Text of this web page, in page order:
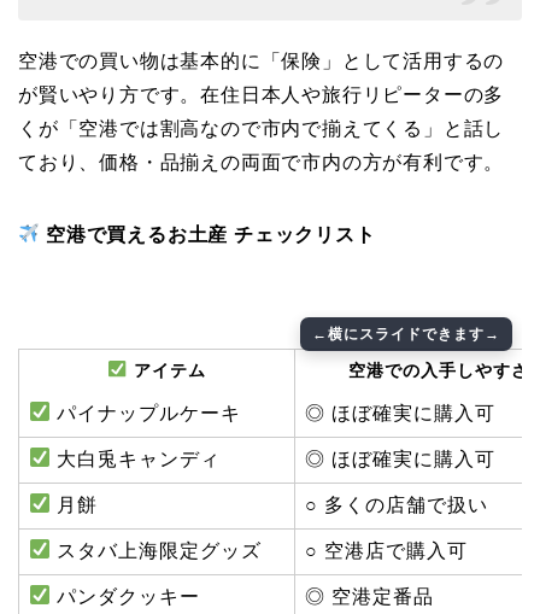
空港での買い物は基本的に「保険」として活用するの
が賢いやり方です。在住日本人や旅行リピーターの多
くが「空港では割高なので市内で揃えてくる」と話し
ており、価格・品揃えの両面で市内の方が有利です。
空港で買えるお土産 チェックリスト
アイテム 空港での入手しやすさ
パイナップルケーキ ◎ ほぼ確実に購入可
大白兎キャンディ ◎ ほぼ確実に購入可
月餅 ○ 多くの店舗で扱い
スタバ上海限定グッズ ○ 空港店で購入可
パンダクッキー ◎ 空港定番品